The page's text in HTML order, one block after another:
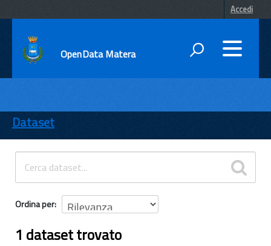
Accedi
OpenData Matera
ENTI
TEMI
INFORMAZIONI
Dataset
Ordina per
1 dataset trovato